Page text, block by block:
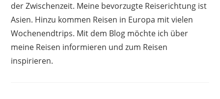
der Zwischenzeit. Meine bevorzugte Reiserichtung ist
Asien. Hinzu kommen Reisen in Europa mit vielen
Wochenendtrips. Mit dem Blog möchte ich über
meine Reisen informieren und zum Reisen
inspirieren.